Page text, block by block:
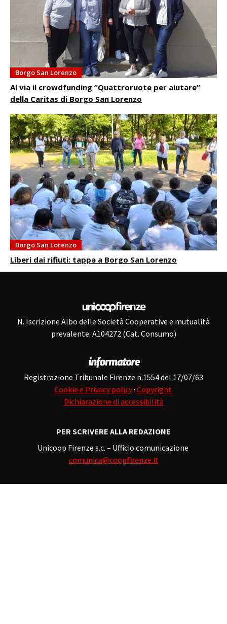
Borgo San Lorenzo
Al via il crowdfunding “Quattroruote per aiutare”
della Caritas di Borgo San Lorenzo
Borgo San Lorenzo
Liberi dai rifiuti: tappa a Borgo San Lorenzo
N. Iscrizione Albo delle Società Cooperative e mutualità
prevalente: A104272 (Cat. Consumo)
Registrazione Tribunale Firenze n.1554 del 17/07/63
Cookie e Privacy policy· Copyright
Dichiarazione di accessibilità
PER SCRIVERE ALLA REDAZIONE
Unicoop Firenze s.c. – Ufficio comunicazione
comunica@coopfirenze.it